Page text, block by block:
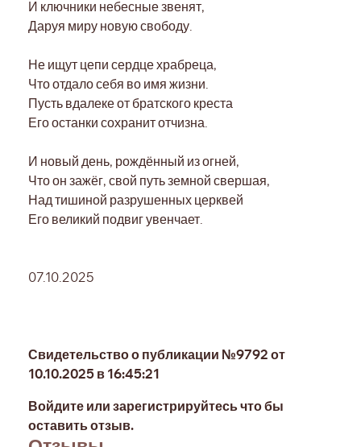
И ключники небесные звенят,
Даруя миру новую свободу.
Не ищут цепи сердце храбреца,
Что отдало себя во имя жизни.
Пусть вдалеке от братского креста
Его останки сохранит отчизна.
И новый день, рождённый из огней,
Что он зажёг, свой путь земной свершая,
Над тишиной разрушенных церквей
Его великий подвиг увенчает.
07.10.2025
Свидетельство о публикации №9792 от
10.10.2025 в 16:45:21
Войдите или зарегистрируйтесь что бы
оставить отзыв.